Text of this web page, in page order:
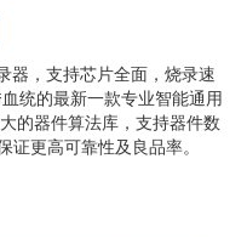
器，支持芯片全面，烧录速
统的最新一款专业智能通用
的器件算法库，支持器件数
更高可靠性及良品率。